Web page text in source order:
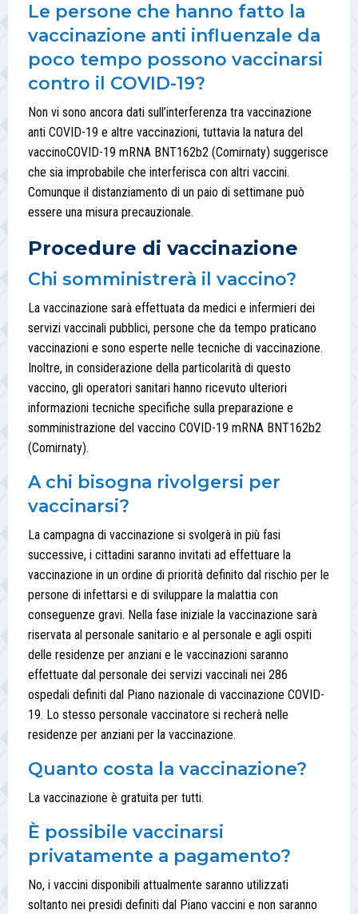
Le persone che hanno fatto la
vaccinazione anti influenzale da
poco tempo possono vaccinarsi
contro il COVID-19?
Non vi sono ancora dati sull’interferenza tra vaccinazione
anti COVID-19 e altre vaccinazioni, tuttavia la natura del
vaccinoCOVID-19 mRNA BNT162b2 (Comirnaty) suggerisce
che sia improbabile che interferisca con altri vaccini.
Comunque il distanziamento di un paio di settimane può
essere una misura precauzionale.
Procedure di vaccinazione
Chi somministrerà il vaccino?
La vaccinazione sarà effettuata da medici e infermieri dei
servizi vaccinali pubblici, persone che da tempo praticano
vaccinazioni e sono esperte nelle tecniche di vaccinazione.
Inoltre, in considerazione della particolarità di questo
vaccino, gli operatori sanitari hanno ricevuto ulteriori
informazioni tecniche specifiche sulla preparazione e
somministrazione del vaccino COVID-19 mRNA BNT162b2
(Comirnaty).
A chi bisogna rivolgersi per
vaccinarsi?
La campagna di vaccinazione si svolgerà in più fasi
successive, i cittadini saranno invitati ad effettuare la
vaccinazione in un ordine di priorità definito dal rischio per le
persone di infettarsi e di sviluppare la malattia con
conseguenze gravi. Nella fase iniziale la vaccinazione sarà
riservata al personale sanitario e al personale e agli ospiti
delle residenze per anziani e le vaccinazioni saranno
effettuate dal personale dei servizi vaccinali nei 286
ospedali definiti dal Piano nazionale di vaccinazione COVID-
19. Lo stesso personale vaccinatore si recherà nelle
residenze per anziani per la vaccinazione.
Quanto costa la vaccinazione?
La vaccinazione è gratuita per tutti.
È possibile vaccinarsi
privatamente a pagamento?
No, i vaccini disponibili attualmente saranno utilizzati
soltanto nei presidi definiti dal Piano vaccini e non saranno